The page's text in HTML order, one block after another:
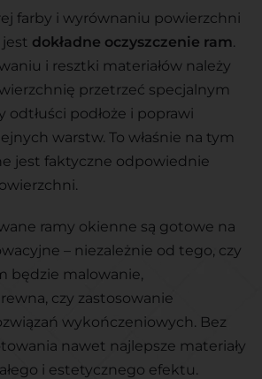
farby i wyrównaniu powierzchni
dokładne oczyszczenie ram.
i resztki materiałów należy
przetrzeć specjalnym
odtłuści podłoże i poprawi
warstw. To właśnie na tym
jest faktyczne odpowiednie
ramy okienne są gotowe na
– niezależnie od tego, czy
będzie malowanie,
czy zastosowanie
wykończeniowych. Bez
nawet najlepsze materiały
i estetycznego efektu.